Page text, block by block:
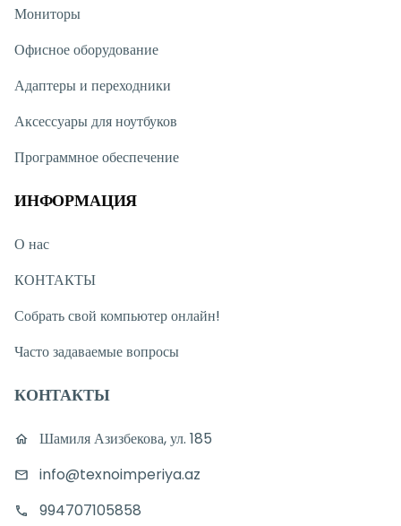
Мониторы
Офисное оборудование
Адаптеры и переходники
Аксессуары для ноутбуков
Программное обеспечение
ИНФОРМАЦИЯ
О нас
КОНТАКТЫ
Собрать свой компьютер онлайн!
Часто задаваемые вопросы
КОНТАКТЫ
Шамиля Азизбекова, ул. 185
info@texnoimperiya.az
994707105858